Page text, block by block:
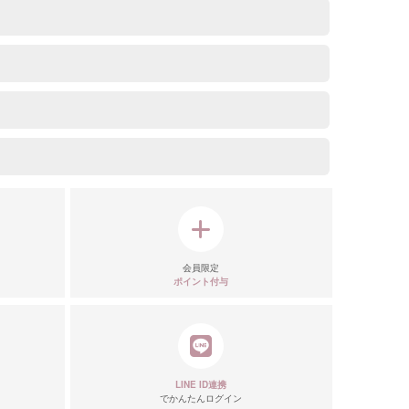
会員限定
ポイント付与
LINE ID連携
でかんたんログイン